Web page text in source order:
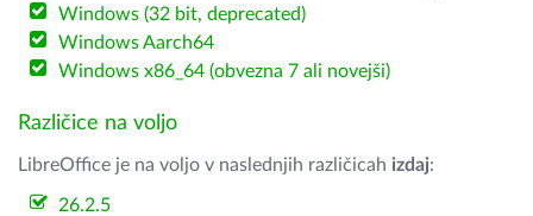
Windows (32 bit, deprecated)
Windows Aarch64
Windows x86_64 (obvezna 7 ali novejši)
Različice na voljo
LibreOffice je na voljo v naslednjih različicah izdaj:
26.2.5